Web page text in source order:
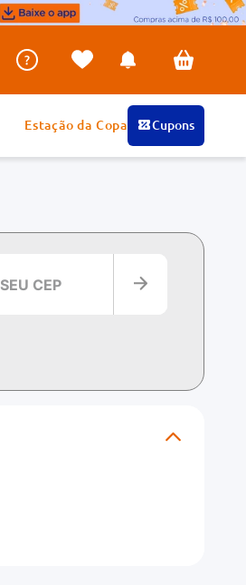
Estação da Copa Cupons